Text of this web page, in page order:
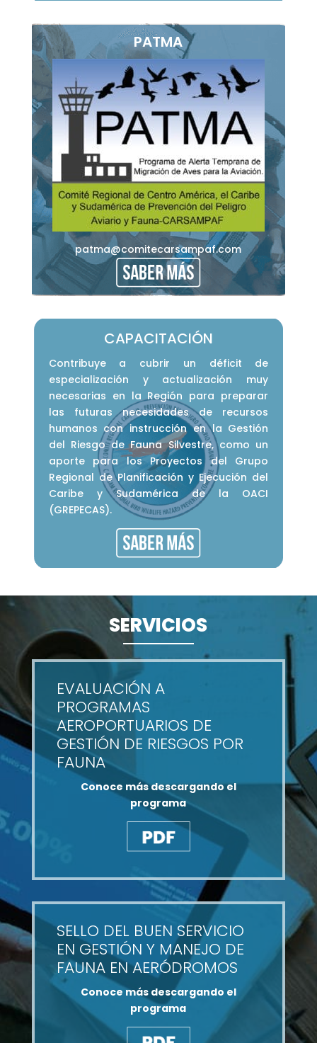
PATMA
patma@comitecarsampaf.com
CAPACITACIÓN
Contribuye a cubrir un déficit de
especialización y actualización muy
necesarias en la Región para preparar
las futuras necesidades de recursos
humanos con instrucción en la Gestión
del Riesgo de Fauna Silvestre, como un
aporte para los Proyectos del Grupo
Regional de Planificación y Ejecución del
Caribe y Sudamérica de la OACI
(GREPECAS).
SERVICIOS
EVALUACIÓN A
PROGRAMAS
AEROPORTUARIOS DE
GESTIÓN DE RIESGOS POR
FAUNA
Conoce más descargando el
programa
SELLO DEL BUEN SERVICIO
EN GESTIÓN Y MANEJO DE
FAUNA EN AERÓDROMOS
Conoce más descargando el
programa